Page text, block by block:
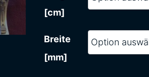
[cm]
Breite
[mm]